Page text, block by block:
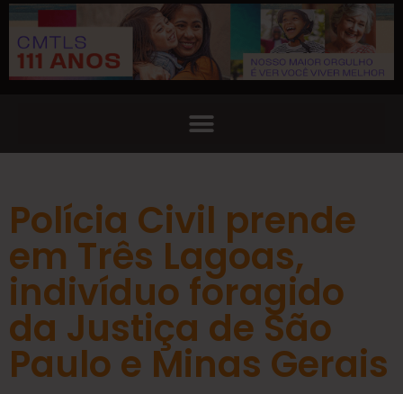
Polícia Civil prende
em Três Lagoas,
indivíduo foragido
da Justiça de São
Paulo e Minas Gerais